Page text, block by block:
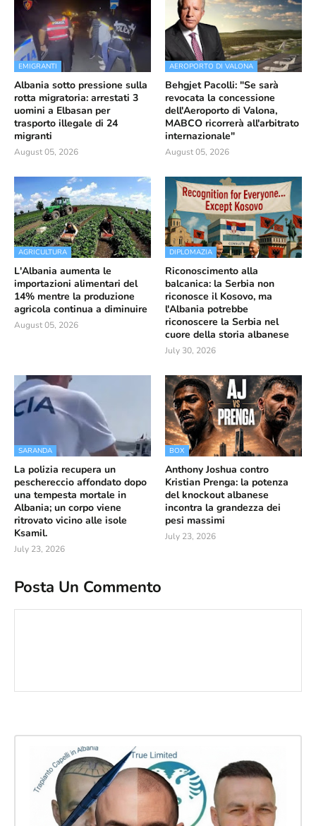
EMIGRANTI
Albania sotto pressione sulla
rotta migratoria: arrestati 3
uomini a Elbasan per
trasporto illegale di 24
migranti
August 05, 2026
AEROPORTO DI VALONA
Behgjet Pacolli: "Se sarà
revocata la concessione
dell'Aeroporto di Valona,
MABCO ricorrerà all'arbitrato
internazionale"
August 05, 2026
AGRICULTURA
L'Albania aumenta le
importazioni alimentari del
14% mentre la produzione
agricola continua a diminuire
August 05, 2026
DIPLOMAZIA
Riconoscimento alla
balcanica: la Serbia non
riconosce il Kosovo, ma
l'Albania potrebbe
riconoscere la Serbia nel
cuore della storia albanese
July 30, 2026
SARANDA
La polizia recupera un
peschereccio affondato dopo
una tempesta mortale in
Albania; un corpo viene
ritrovato vicino alle isole
Ksamil.
July 23, 2026
BOX
Anthony Joshua contro
Kristian Prenga: la potenza
del knockout albanese
incontra la grandezza dei
pesi massimi
July 23, 2026
Posta Un Commento